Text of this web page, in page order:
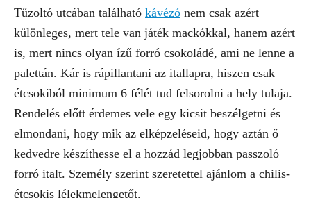
Tűzoltó utcában található kávézó nem csak azért
különleges, mert tele van játék mackókkal, hanem azért
is, mert nincs olyan ízű forró csokoládé, ami ne lenne a
palettán. Kár is rápillantani az itallapra, hiszen csak
étcsokiból minimum 6 félét tud felsorolni a hely tulaja.
Rendelés előtt érdemes vele egy kicsit beszélgetni és
elmondani, hogy mik az elképzeléseid, hogy aztán ő
kedvedre készíthesse el a hozzád legjobban passzoló
forró italt. Személy szerint szeretettel ajánlom a chilis-
étcsokis lélekmelengetőt.